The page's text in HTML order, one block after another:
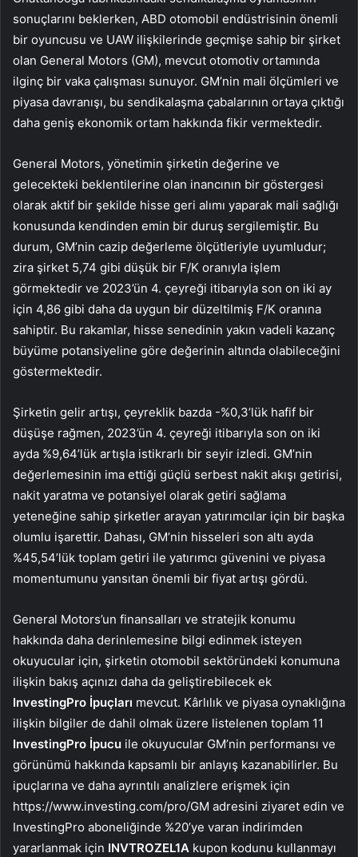
sonuçlarını beklerken, ABD otomobil endüstrisinin önemli
bir oyuncusu ve UAW ilişkilerinde geçmişe sahip bir şirket
olan General Motors (GM), mevcut otomotiv ortamında
ilginç bir vaka çalışması sunuyor. GM’nin mali ölçümleri ve
piyasa davranışı, bu sendikalaşma çabalarının ortaya çıktığı
daha geniş ekonomik ortam hakkında fikir vermektedir.
General Motors, yönetimin şirketin değerine ve
gelecekteki beklentilerine olan inancının bir göstergesi
olarak aktif bir şekilde hisse geri alımı yaparak mali sağlığı
konusunda kendinden emin bir duruş sergilemiştir. Bu
durum, GM’nin cazip değerleme ölçütleriyle uyumludur;
zira şirket 5,74 gibi düşük bir F/K oranıyla işlem
görmektedir ve 2023’ün 4. çeyreği itibarıyla son on iki ay
için 4,86 gibi daha da uygun bir düzeltilmiş F/K oranına
sahiptir. Bu rakamlar, hisse senedinin yakın vadeli kazanç
büyüme potansiyeline göre değerinin altında olabileceğini
göstermektedir.
Şirketin gelir artışı, çeyreklik bazda -%0,3’lük hafif bir
düşüşe rağmen, 2023’ün 4. çeyreği itibarıyla son on iki
ayda %9,64’lük artışla istikrarlı bir seyir izledi. GM’nin
değerlemesinin ima ettiği güçlü serbest nakit akışı getirisi,
nakit yaratma ve potansiyel olarak getiri sağlama
yeteneğine sahip şirketler arayan yatırımcılar için bir başka
olumlu işarettir. Dahası, GM’nin hisseleri son altı ayda
%45,54’lük toplam getiri ile yatırımcı güvenini ve piyasa
momentumunu yansıtan önemli bir fiyat artışı gördü.
General Motors’un finansalları ve stratejik konumu
hakkında daha derinlemesine bilgi edinmek isteyen
okuyucular için, şirketin otomobil sektöründeki konumuna
ilişkin bakış açınızı daha da geliştirebilecek ek
InvestingPro İpuçları mevcut. Kârlılık ve piyasa oynaklığına
ilişkin bilgiler de dahil olmak üzere listelenen toplam 11
InvestingPro İpucu ile okuyucular GM’nin performansı ve
görünümü hakkında kapsamlı bir anlayış kazanabilirler. Bu
ipuçlarına ve daha ayrıntılı analizlere erişmek için
https://www.investing.com/pro/GM adresini ziyaret edin ve
InvestingPro aboneliğinde %20’ye varan indirimden
yararlanmak için INVTROZEL1A kupon kodunu kullanmayı